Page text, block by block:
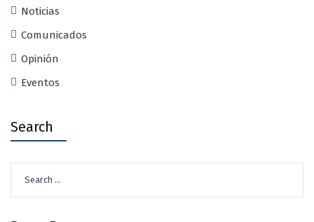
Noticias
Comunicados
Opinión
Eventos
Search
for: